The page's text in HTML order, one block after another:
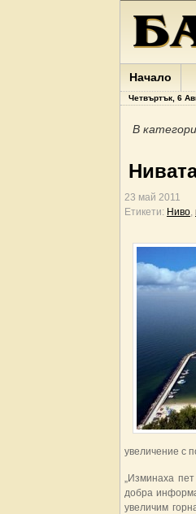
Начало
Четвъртък, 6
В
23 май 2011
Етикети: Ниво,
увеличение с
„Изминаха
добра
увеличим